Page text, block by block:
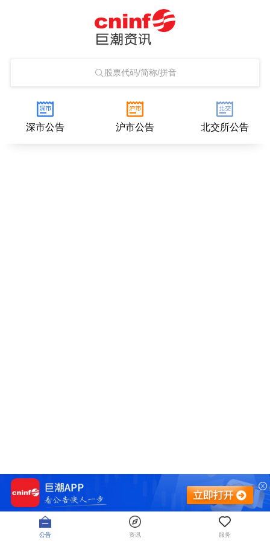
股票代码/简称/拼音
深市公告 沪市公告 北交所公告
公告 资讯 服务